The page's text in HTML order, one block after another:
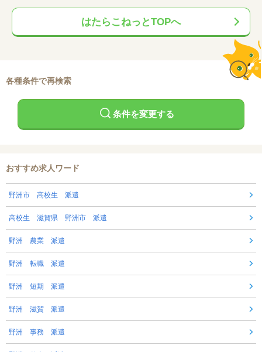
はたらこねっとTOPへ
各種条件で再検索
条件を変更する
おすすめ求人ワード
野洲市 高校生 派遣
高校生 滋賀県 野洲市 派遣
野洲 農業 派遣
野洲 転職 派遣
野洲 短期 派遣
野洲 滋賀 派遣
野洲 事務 派遣